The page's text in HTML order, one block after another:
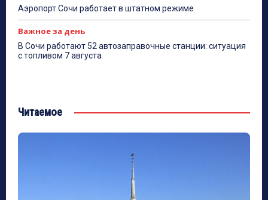
Аэропорт Сочи работает в штатном режиме
Важное за день
В Сочи работают 52 автозаправочные станции: ситуация
с топливом 7 августа
Читаемое